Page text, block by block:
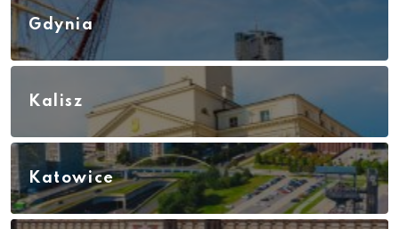
Gdynia
Kalisz
Katowice